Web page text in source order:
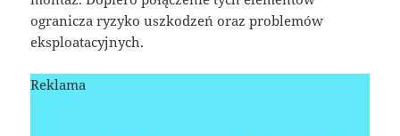
ogranicza ryzyko uszkodzeń oraz problemów
eksploatacyjnych.
Reklama